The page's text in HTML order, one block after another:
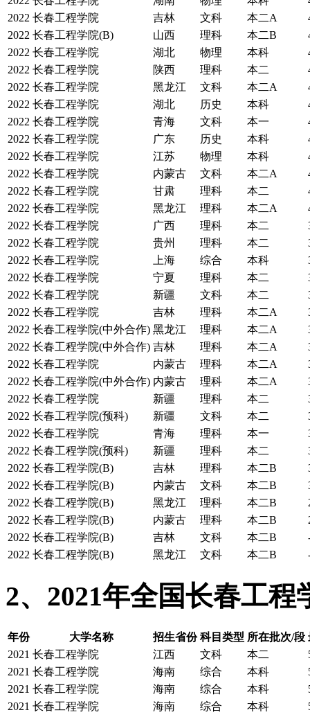
2022 长春工程学院 吉林 文科 本二A
2022 长春工程学院(B) 山西 理科 本二B
2022 长春工程学院 湖北 物理 本科
2022 长春工程学院 陕西 理科 本二
2022 长春工程学院 黑龙江 文科 本二A
2022 长春工程学院 湖北 历史 本科
2022 长春工程学院 青海 文科 本一
2022 长春工程学院 广东 历史 本科
2022 长春工程学院 江苏 物理 本科
2022 长春工程学院 内蒙古 文科 本二A
2022 长春工程学院 甘肃 理科 本二
2022 长春工程学院 黑龙江 理科 本二A
2022 长春工程学院 广西 理科 本二
2022 长春工程学院 贵州 理科 本二
2022 长春工程学院 上海 综合 本科
2022 长春工程学院 宁夏 理科 本二
2022 长春工程学院 新疆 文科 本二
2022 长春工程学院 吉林 理科 本二A
2022 长春工程学院(中外合作) 黑龙江 理科 本二A
2022 长春工程学院(中外合作) 吉林 理科 本二A
2022 长春工程学院 内蒙古 理科 本二A
2022 长春工程学院(中外合作) 内蒙古 理科 本二A
2022 长春工程学院 新疆 理科 本二
2022 长春工程学院(预科) 新疆 文科 本二
2022 长春工程学院 青海 理科 本一
2022 长春工程学院(预科) 新疆 理科 本二
2022 长春工程学院(B) 吉林 理科 本二B
2022 长春工程学院(B) 内蒙古 文科 本二B
2022 长春工程学院(B) 黑龙江 理科 本二B
2022 长春工程学院(B) 内蒙古 理科 本二B
2022 长春工程学院(B) 吉林 文科 本二B
2022 长春工程学院(B) 黑龙江 文科 本二B
2、2021年全国长春工程
年份 大学名称 招生省份 科目类型 所在批次/段
2021 长春工程学院 江西 文科 本二
2021 长春工程学院 海南 综合 本科
2021 长春工程学院 海南 综合 本科
2021 长春工程学院 海南 综合 本科